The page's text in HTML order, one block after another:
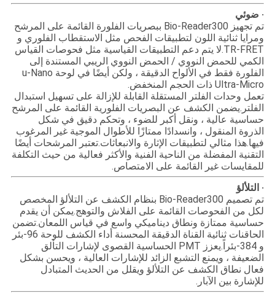
· ضوئي
تم تجهيز Bio-Reader300 ببصريات الفلورة القائمة على المرشح
ومرايا ثنائية اللون لتطبيقات الفحص مثل الاستقطاب الفلوري و
TR-FRET.لا يتم دعم التطبيقات القياسية مثل فحوصات القياس
الكمي للحمض النووي / الحمض النووي الريبي المستندة إلى
الفلورة فقط في الألواح الدقيقة ، ولكن أيضًا في لوحة u-Nano
Ultra-Micro ذات الحجم المنخفض.
تعمل وحدات الفلتر المستقلة القابلة للإزالة على تسهيل استبدال
الفلتر.يضمن الكشف عن البصريات الفلورية القائمة على المرشح
حساسية عالية ، ونقل أكبر للضوء ، وتحكم دقيق في شكل
الذروة المنقول ، وانسدادًا ممتازًا للأطوال الموجية غير المرغوب
فيها.هذا مثالي لتطبيقات الإثارة والانبعاثات.تعتبر المرشحات أيضًا
التقنية المفضلة من الناحية الفنية والأكثر فعالية من حيث التكلفة
للمقايسات غير القائمة على الامتصاص.
· التلألؤ
تم تصميم Bio-Reader300 بنظام الكشف عن التلألؤ المخصص
لكل من الفحوصات القائمة على الفلاش والتوهج.يمكن أن يقدم
حساسية ممتازة ونطاق ديناميكي واسع في قياس اللمعان.تضمن
الحاقنات ثنائية القناة الدقيقة المحسنة أداء الكشف للوحة 96-بئر
و 384-بئراً.يعزز PMT الحساسية القصوى لإشارات التألق
الضعيفة ، ويمنع التشبع الزائد للإشارات العالية ، ويحسن بشكل
فعال نطاق الكشف عن التلألؤ ويقلل من الحديث المتبادل
للإشارة بين الآبار.